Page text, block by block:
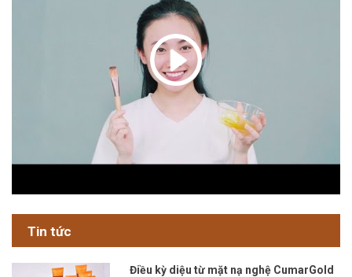
Tin tức
Điều kỳ diệu từ mặt nạ nghệ CumarGold